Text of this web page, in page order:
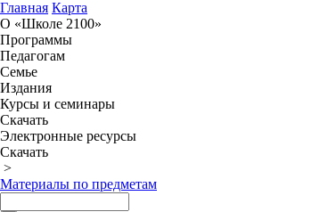
Главная Карта
О «Школе 2100»
Программы
Педагогам
Семье
Издания
Курсы и семинары
Скачать
Электронные ресурсы
Скачать
>
Материалы по предметам